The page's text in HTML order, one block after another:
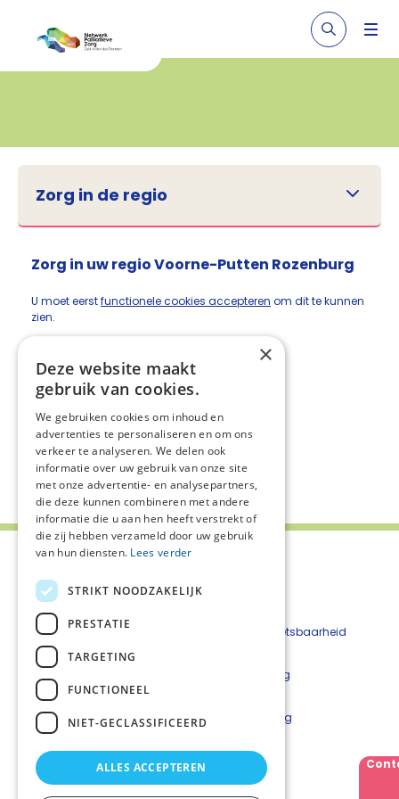
Zorg in de regio
Zorg in uw regio Voorne-Putten Rozenburg
U moet eerstfunctionele cookies accepteren om dit te kunnen
zien.
Deel deze pagina:
Contact
Nieuwsbrief
Beveiligingskwetsbaarheid
Cookieverklaring
Privacyverklaring
Netwerkcoördinator
Conny Bouwer
×
Deze website maakt
gebruik van cookies.
We gebruiken cookies om inhoud en
advertenties te personaliseren en om ons
verkeer te analyseren. We delen ook
informatie over uw gebruik van onze site
met onze advertentie- en analysepartners,
die deze kunnen combineren met andere
informatie die u aan hen heeft verstrekt of
die zij hebben verzameld door uw gebruik
van hun diensten. Lees verder
STRIKT NOODZAKELIJK
PRESTATIE
TARGETING
FUNCTIONEEL
NIET-GECLASSIFICEERD
ALLES ACCEPTEREN